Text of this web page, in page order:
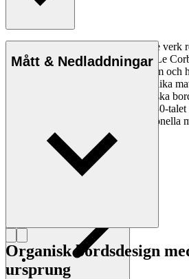
Arkitekten Mogens Lassen skapade verk
arkitektoniska ideal inspirerade av Le
en pionjär inom dansk funktionalism och
förmåga att uttrycka idéer genom olika
funktionella trämöbler, som Egyptiska
medan hans modeller i stål från 1930-
originella exempel på den internationella
innovationer.
Läs mer om Mogens Lassen
Mått & Nedladdningar
Organisk bordsdesign
ursprung